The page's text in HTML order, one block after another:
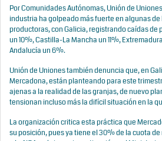
Por Comunidades Autónomas, Unión de
industria ha golpeado más fuerte en algunas
productoras, con Galicia, registrando caídas de
un 10%, Castilla-La Mancha un 11%,
Andalucía un 6%.
Unión de Uniones también denuncia que, en
Mercadona, están planteando para este
ajenas a la realidad de las granjas, de nuevo
tensionan incluso más la difícil situación en la
La organización critica esta práctica que
su posición, pues ya tiene el 30% de la cuota